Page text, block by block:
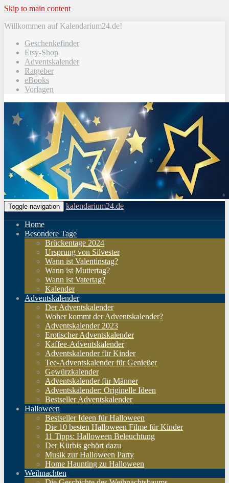
Skip to main content
Willkommen auf Kalendarium24.de!
Geschenkefinder
Etsy-Shop
Adventskalender
Ratgeber
eBooks
Vorlagen
Toggle navigation kalendarium24.de
Home
Besondere Tage
Brückentage 2024
Ursprung von Silvester
Wann ist Valentinstag?
Wann ist Muttertag?
Wann ist Vatertag?
Kalender
Adventskalender
Der Adventskalender
Woher kommt der Adventskalender?
Adventskalender 2023
Erotischer Adventskalender
Kaffee-Adventskalender
Adventskalender für Kinder
Tee-Adventskalender für Genießer
Gewürzkalender
Adventskalender für Männer
Adventskalender: Originelle Ideen
Bestseller Adventskalender
Halloween
Bestseller Ideen für Halloween
Die 10 besten Halloween Filme für Kinder
11 Tipps: Halloween Beleuchtung
Der Kürbis gehört dazu
Musik zur Halloween Party
Home Haunting zu Halloween
Weihnachten